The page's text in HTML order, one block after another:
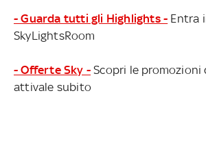
- Guarda tutti gli Highlights - Entra
SkyLightsRoom
- Offerte Sky - Scopri le
attivale subito